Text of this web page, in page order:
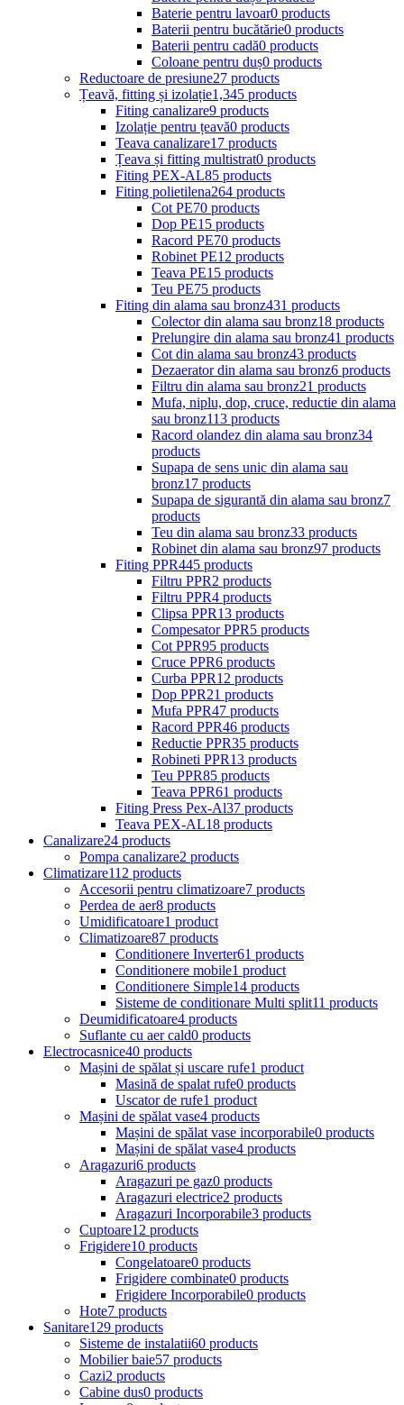
Baterie pentru lavoar0 products
Baterii pentru bucătărie0 products
Baterii pentru cadă0 products
Coloane pentru duș0 products
Reductoare de presiune27 products
Țeavă, fitting și izolație1,345 products
Fiting canalizare9 products
Izolație pentru țeavă0 products
Teava canalizare17 products
Țeava și fitting multistrat0 products
Fiting PEX-AL85 products
Fiting polietilena264 products
Cot PE70 products
Dop PE15 products
Racord PE70 products
Robinet PE12 products
Teava PE15 products
Teu PE75 products
Fiting din alama sau bronz431 products
Colector din alama sau bronz18 products
Prelungire din alama sau bronz41 products
Cot din alama sau bronz43 products
Dezaerator din alama sau bronz6 products
Filtru din alama sau bronz21 products
Mufa, niplu, dop, cruce, reductie din alama
sau bronz113 products
Racord olandez din alama sau bronz34
products
Supapa de sens unic din alama sau
bronz17 products
Supapa de sigurantă din alama sau bronz7
products
Teu din alama sau bronz33 products
Robinet din alama sau bronz97 products
Fiting PPR445 products
Filtru PPR2 products
Filtru PPR4 products
Clipsa PPR13 products
Compesator PPR5 products
Cot PPR95 products
Cruce PPR6 products
Curba PPR12 products
Dop PPR21 products
Mufa PPR47 products
Racord PPR46 products
Reductie PPR35 products
Robineti PPR13 products
Teu PPR85 products
Teava PPR61 products
Fiting Press Pex-Al37 products
Teava PEX-AL18 products
Canalizare24 products
Pompa canalizare2 products
Climatizare112 products
Accesorii pentru climatizoare7 products
Perdea de aer8 products
Umidificatoare1 product
Climatizoare87 products
Conditionere Inverter61 products
Conditionere mobile1 product
Conditionere Simple14 products
Sisteme de conditionare Multi split11 products
Deumidificatoare4 products
Suflante cu aer cald0 products
Electrocasnice40 products
Mașini de spălat și uscare rufe1 product
Masină de spalat rufe0 products
Uscator de rufe1 product
Mașini de spălat vase4 products
Mașini de spălat vase incorporabile0 products
Mașini de spălat vase4 products
Aragazuri6 products
Aragazuri pe gaz0 products
Aragazuri electrice2 products
Aragazuri Incorporabile3 products
Cuptoare12 products
Frigidere10 products
Congelatoare0 products
Frigidere combinate0 products
Frigidere Incorporabile0 products
Hote7 products
Sanitare129 products
Sisteme de instalatii60 products
Mobilier baie57 products
Cazi2 products
Cabine dus0 products